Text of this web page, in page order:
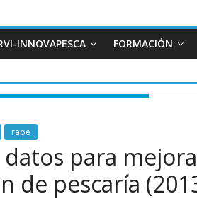
INNOVAPESCA FORMACIÓN
rape
para
de pescaría